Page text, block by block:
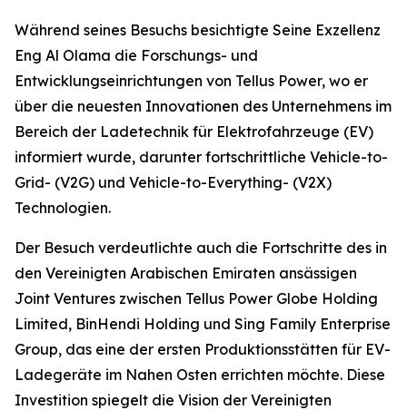
Während seines Besuchs besichtigte Seine Exzellenz
Eng Al Olama die Forschungs- und
Entwicklungseinrichtungen von Tellus Power, wo er
über die neuesten Innovationen des Unternehmens im
Bereich der Ladetechnik für Elektrofahrzeuge (EV)
informiert wurde, darunter fortschrittliche Vehicle-to-
Grid- (V2G) und Vehicle-to-Everything- (V2X)
Technologien.
Der Besuch verdeutlichte auch die Fortschritte des in
den Vereinigten Arabischen Emiraten ansässigen
Joint Ventures zwischen Tellus Power Globe Holding
Limited, BinHendi Holding und Sing Family Enterprise
Group, das eine der ersten Produktionsstätten für EV-
Ladegeräte im Nahen Osten errichten möchte. Diese
Investition spiegelt die Vision der Vereinigten